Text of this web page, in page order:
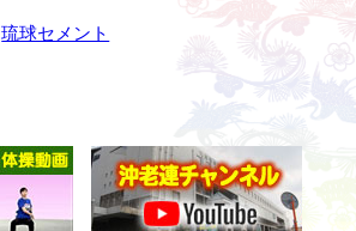
琉球セメント